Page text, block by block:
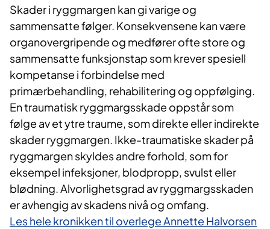
Skader i ryggmargen kan gi varige og
sammensatte følger. Konsekvensene kan være
organovergripende og medfører ofte store og
sammensatte funksjonstap som krever spesiell
kompetanse i forbindelse med
primærbehandling, rehabilitering og oppfølging.
En traumatisk ryggmargsskade oppstår som
følge av et ytre traume, som direkte eller indirekte
skader ryggmargen. Ikke-traumatiske skader på
ryggmargen skyldes andre forhold, som for
eksempel infeksjoner, blodpropp, svulst eller
blødning. Alvorlighetsgrad av ryggmargsskaden
er avhengig av skadens nivå og omfang.
Les hele kronikken til overlege Annette Halvorsen